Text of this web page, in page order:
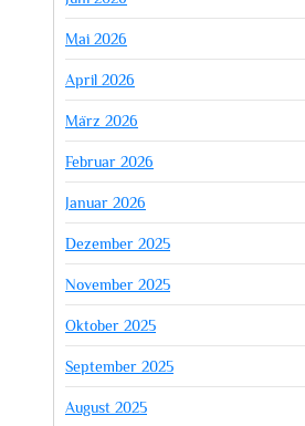
Mai 2026
April 2026
März 2026
Februar 2026
Januar 2026
Dezember 2025
November 2025
Oktober 2025
September 2025
August 2025